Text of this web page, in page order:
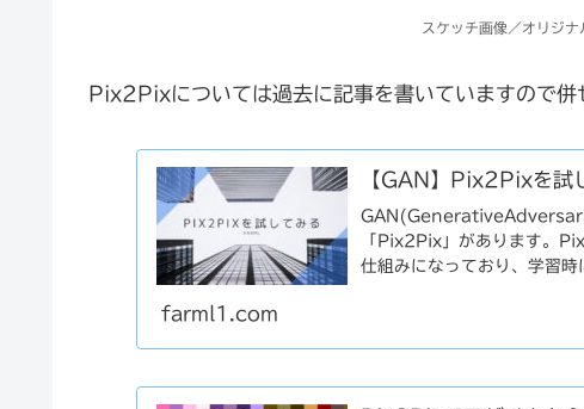
スケッチ画像／オリジ
Pix2Pixについては過去に記事を書いていますので
【GAN】Pix2Pixを試
「Pix2Pix」があります。
仕組みになっており、学習
farml1.com